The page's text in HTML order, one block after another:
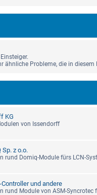
ähnliche Probleme, die in
KG
von Issendorff
Sp. z o.o.
rund Domiq-Module fürs LCN-
und andere
rund Module von ASM-Syncrotec